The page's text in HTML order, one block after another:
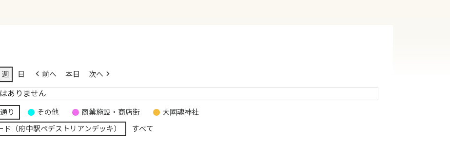
週 日 前へ 本日 次へ
ありません
り その他 商業施設・商店街
大國魂神社
ド（府中駅ペデストリアンデッキ）
すべて